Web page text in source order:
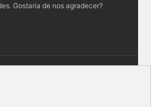
Gostaria de nos agradecer?